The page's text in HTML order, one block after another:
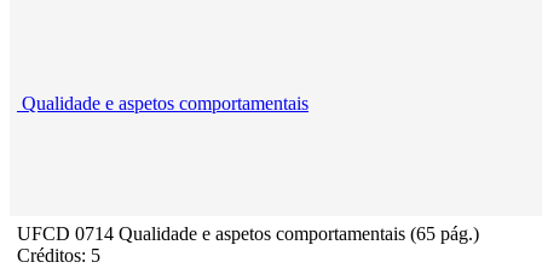
Qualidade e aspetos comportamentais
UFCD 0714 Qualidade e aspetos comportamentais (65 pág.)
Créditos: 5